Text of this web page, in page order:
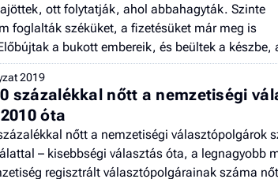
ott folytatják, ahol abbahagyták. Szinte
foglalták széküket, a fizetésüket már meg is
a bukott embereik, és beültek a készbe,
2019
százalékkal nőtt a nemzetiségi
óta
nőtt a nemzetiségi választópolgárok
– kisebbségi választás óta, a legnagyobb
regisztrált választópolgárainak száma